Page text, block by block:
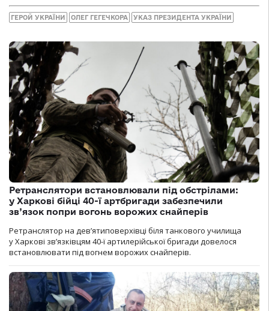
ГЕРОЙ УКРАЇНИ ОЛЕГ ГЕГЕЧКОРА УКАЗ ПРЕЗИДЕНТА УКРАЇНИ
Ретранслятори встановлювали під обстрілами:
у Харкові бійці 40-ї артбригади забезпечили
зв’язок попри вогонь ворожих снайперів
Ретранслятор на дев’ятиповерхівці біля танкового училища
у Харкові зв’язківцям 40-ї артилерійської бригади довелося
встановлювати під вогнем ворожих снайперів.